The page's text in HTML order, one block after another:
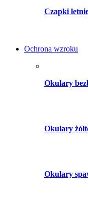
Czapki
Ochrona wzroku
Okulary
Okulary
Okulary